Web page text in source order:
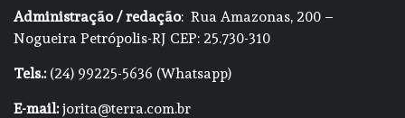
Administração / redação: Rua Amazonas, 200 –
Nogueira Petrópolis-RJ CEP: 25.730-310
Tels.:(24) 99225-5636 (Whatsapp)
E-mail:jorita@terra.com.br